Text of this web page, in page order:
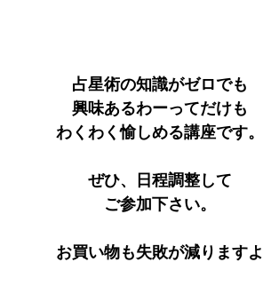
占星術の知識がゼロでも
興味あるわーってだけも
わくわく愉しめる講座です。
ぜひ、日程調整して
ご参加下さい。
お買い物も失敗が減りますよ